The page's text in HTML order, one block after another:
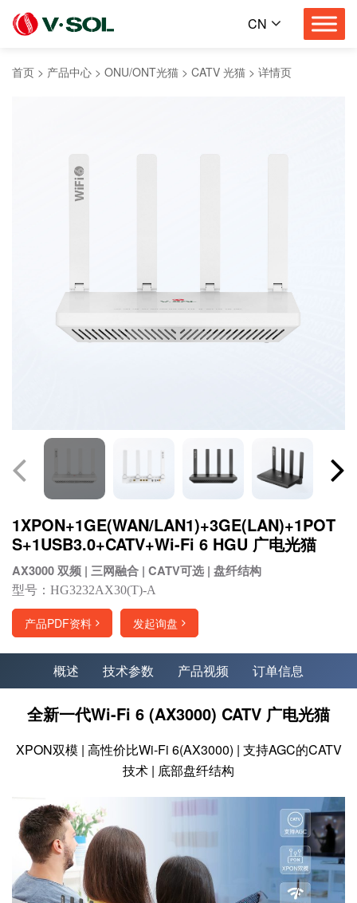
CN
首页 > 产品中心 > ONU/ONT光猫 > CATV 光猫 > 详情页
1XPON+1GE(WAN/LAN1)+3GE(LAN)+1POT
S+1USB3.0+CATV+Wi-Fi 6 HGU 广电光猫
AX3000 双频 | 三网融合 | CATV可选 | 盘纤结构
型号：HG3232AX30(T)-A
产品PDF资料 发起询盘
概述 技术参数 产品视频 订单信息
全新一代Wi-Fi 6 (AX3000) CATV 广电光猫
XPON双模 | 高性价比Wi-Fi 6(AX3000) | 支持AGC的CATV
技术 | 底部盘纤结构